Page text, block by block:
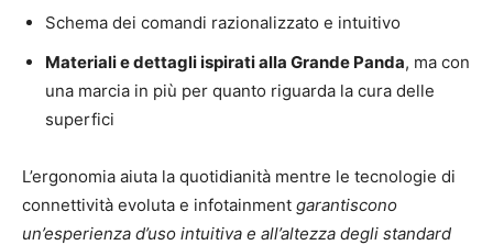
Schema dei comandi razionalizzato e intuitivo
Materiali e dettagli ispirati alla Grande Panda, ma con
una marcia in più per quanto riguarda la cura delle
superfici
L’ergonomia aiuta la quotidianità mentre le tecnologie di
connettività evoluta e infotainment garantiscono
un’esperienza d’uso intuitiva e all’altezza degli standard